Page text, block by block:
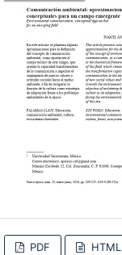
PDF HTML